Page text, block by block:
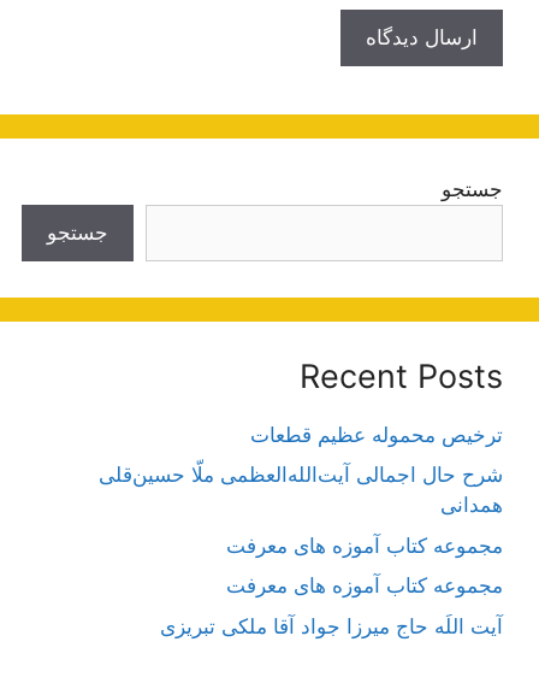
جستجو
جستجو
Recent Posts
ترخیص محموله عظیم قطعات
شرح حال اجمالی آیت‌الله‌العظمی ملّا حسین‌قلی
همدانی
مجموعه کتاب آموزه های معرفت
مجموعه کتاب آموزه های معرفت
آیت اللَه حاج میرزا جواد آقا ملکی تبریزی